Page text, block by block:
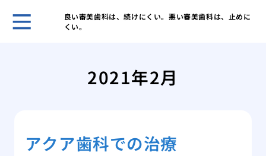
良い審美歯科は、続けにくい。悪い審美歯科は、止めに
くい。
2021年2月
アクア歯科での治療